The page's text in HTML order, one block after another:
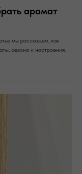
аромат
мы расскажем, как
сезона и настроения.